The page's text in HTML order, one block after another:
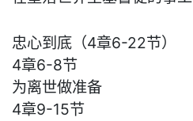
忠心到底（4章6-22节）
4章6-8节
为离世做准备
4章9-15节